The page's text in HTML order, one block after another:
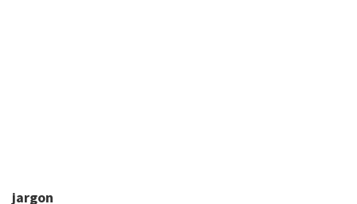
jargon